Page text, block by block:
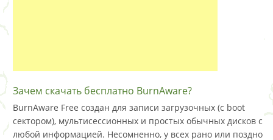
Зачем скачать бесплатно BurnAware?
BurnAware Free создан для записи загрузочных (с boot
сектором), мультисессионных и простых обычных дисков с
любой информацией. Несомненно, у всех рано или поздно